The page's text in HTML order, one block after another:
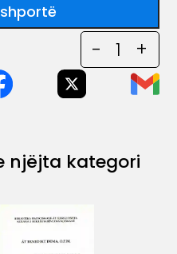
- 1 +
njëjta kategori